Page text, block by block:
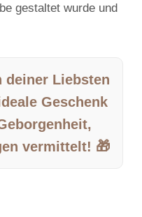
gestaltet wurde und
deiner Liebsten
Geschenk
vermittelt! 🎁